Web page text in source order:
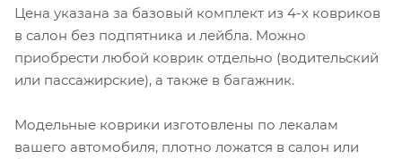
Цена указана за базовый комплект из 4-х ковриков
в салон без подпятника и лейбла. Можно
приобрести любой коврик отдельно (водительский
или пассажирские), а также в багажник.
Модельные коврики изготовлены по лекалам
вашего автомобиля, плотно ложатся в салон или